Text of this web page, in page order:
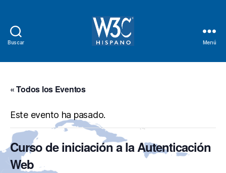
Buscar
Hispano
Menú
« Todos los Eventos
Este evento ha pasado.
Curso de iniciación a la Autenticación
Web